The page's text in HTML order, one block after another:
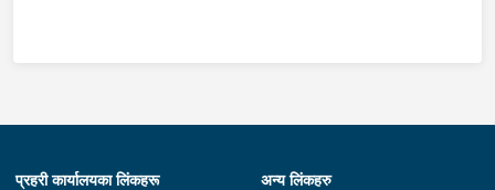
प्रहरी कार्यालयका लिंकहरू अन्य लिंकहरु